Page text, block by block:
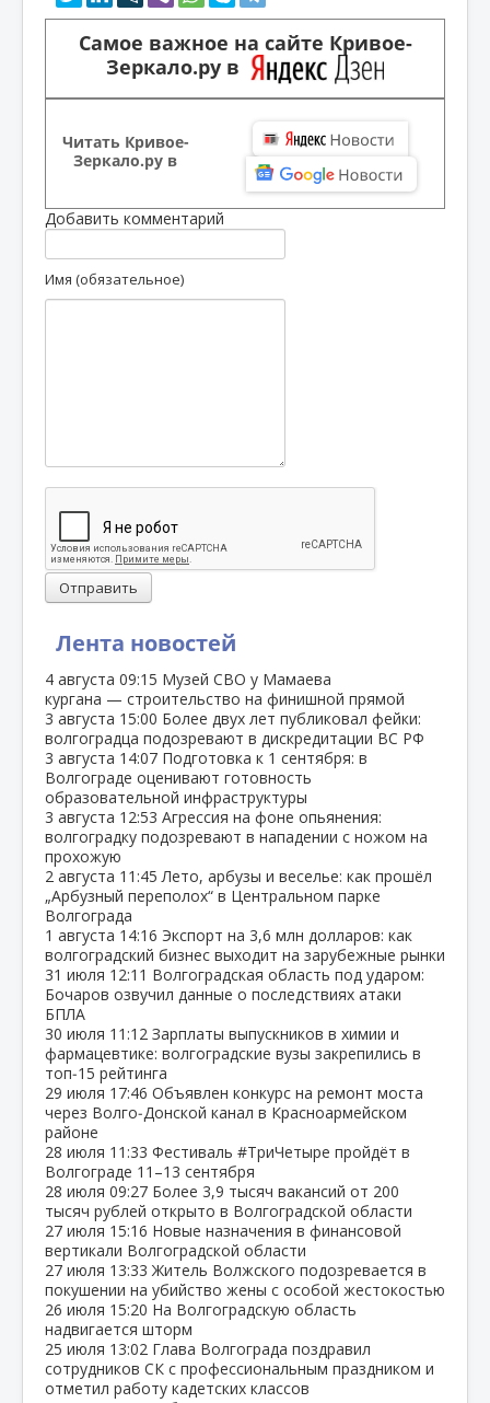
Лента новостей
4 августа 09:15 Музей СВО у Мамаева
кургана — строительство на финишной прямой
3 августа 15:00 Более двух лет публиковал фейки:
волгоградца подозревают в дискредитации ВС РФ
3 августа 14:07 Подготовка к 1 сентября: в
Волгограде оценивают готовность
образовательной инфраструктуры
3 августа 12:53 Агрессия на фоне опьянения:
волгоградку подозревают в нападении с ножом на
прохожую
2 августа 11:45 Лето, арбузы и веселье: как прошёл
„Арбузный переполох“ в Центральном парке
Волгограда
1 августа 14:16 Экспорт на 3,6 млн долларов: как
волгоградский бизнес выходит на зарубежные рынки
31 июля 12:11 Волгоградская область под ударом:
Бочаров озвучил данные о последствиях атаки
БПЛА
30 июля 11:12 Зарплаты выпускников в химии и
фармацевтике: волгоградские вузы закрепились в
топ‑15 рейтинга
29 июля 17:46 Объявлен конкурс на ремонт моста
через Волго‑Донской канал в Красноармейском
районе
28 июля 11:33 Фестиваль #ТриЧетыре пройдёт в
Волгограде 11–13 сентября
28 июля 09:27 Более 3,9 тысяч вакансий от 200
тысяч рублей открыто в Волгоградской области
27 июля 15:16 Новые назначения в финансовой
вертикали Волгоградской области
27 июля 13:33 Житель Волжского подозревается в
покушении на убийство жены с особой жестокостью
26 июля 15:20 На Волгоградскую область
надвигается шторм
25 июля 13:02 Глава Волгограда поздравил
сотрудников СК с профессиональным праздником и
отметил работу кадетских классов
Самое важное на сайте Кривое-
Зеркало.ру в
Читать Кривое-
Зеркало.ру в
Добавить комментарий
Имя (обязательное)
Отправить